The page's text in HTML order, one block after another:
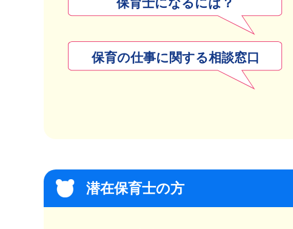
保育士になるには？
保育の仕事に関する相談窓口
潜在保育士の方